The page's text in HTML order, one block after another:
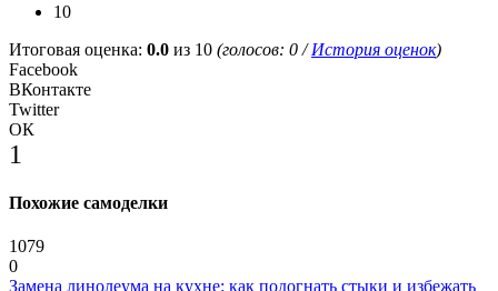
10
Итоговая оценка: 0.0 из 10 (голосов: 0 /История оценок)
Facebook
ВКонтакте
Twitter
ОК
1
Похожие самоделки
1079
0
Замена линолеума на кухне: как подогнать стыки и избежать